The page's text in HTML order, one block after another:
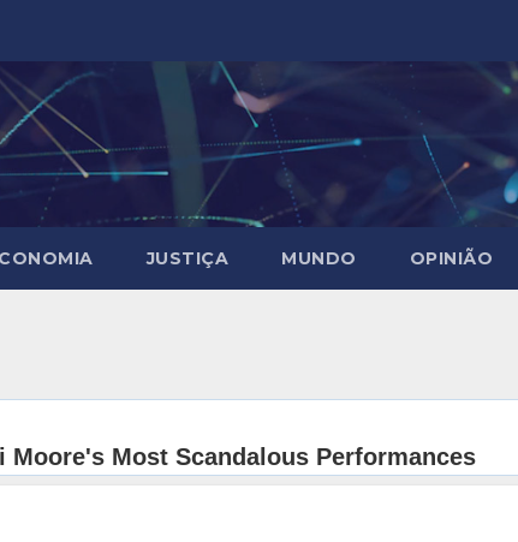
JUSTIÇA MUNDO OPINIÃO